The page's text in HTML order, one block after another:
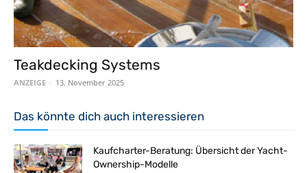
Teakdecking Systems
ANZEIGE - 13. November 2025
Das könnte dich auch interessieren
Kaufcharter-Beratung: Übersicht der Yacht-
Ownership-Modelle